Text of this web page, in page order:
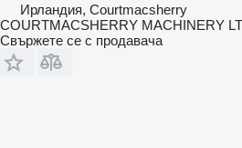
Ирландия, Courtmacsherry
COURTMACSHERRY MACHINERY
Свържете се с продавача